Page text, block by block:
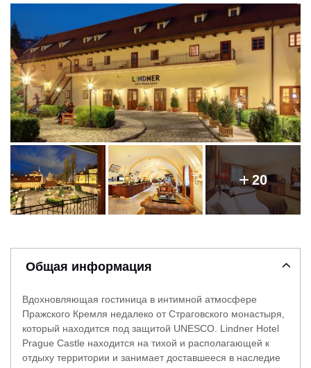
20
Общая информация
Вдохновляющая гостиница в интимной атмосфере
Пражского Кремля недалеко от Страговского монастыря,
который находится под защитой UNESCO. Lindner Hotel
Prague Castle находится на тихой и располагающей к
отдыху территории и занимает доставшееся в наследие